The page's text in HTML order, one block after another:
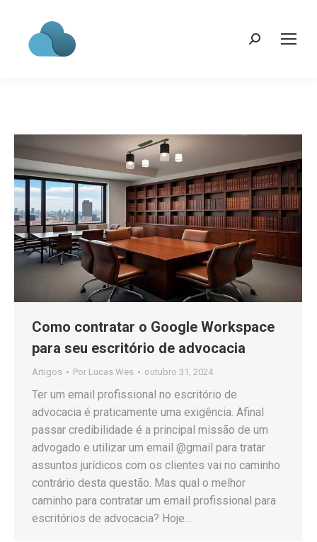
Search:
Como contratar o Google Workspace
para seu escritório de advocacia
Artigos Por Lucas Wes outubro 31, 2024
Ter um email profissional no escritório de
advocacia é praticamente uma exigência. Afinal
passar credibilidade é a principal missão de um
advogado e utilizar um email @gmail para tratar
assuntos jurídicos com os clientes vai no caminho
contrário desta questão. Mas qual o melhor
caminho para contratar um email profissional para
escritórios de advocacia? Hoje…